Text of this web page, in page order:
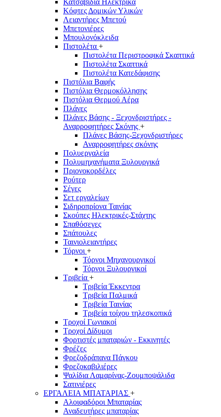
Κατσαβίδια Ηλεκτρικά
Κόφτες Δομικών Υλικών
Λειαντήρες Μπετού
Μπετονιέρες
Μπουλονόκλειδα
Πιστολέτα +
Πιστολέτα Περιστροφικά Σκαπτικά
Πιστολέτα Σκαπτικά
Πιστολέτα Κατεδάφισης
Πιστόλια Βαφής
Πιστόλια Θερμοκόλλησης
Πιστόλια Θερμού Αέρα
Πλάνες
Πλάνες Βάσης - Ξεχονδριστήρες -
Αναρροφητήρες Σκόνης +
Πλάνες Βάσης-Ξεχονδριστήρες
Αναρροφητήρες σκόνης
Πολυεργαλεία
Πολυμηχανήματα Ξυλουργικά
Πριονοκορδέλες
Ρούτερ
Σέγες
Σετ εργαλείων
Σιδηροπρίονα Ταινίας
Σκούπες Ηλεκτρικές-Στάχτης
Σπαθόσεγες
Σπάτουλες
Ταινιολειαντήρες
Τόρνοι +
Τόρνοι Μηχανουργικοί
Τόρνοι Ξυλουργικοί
Τριβεία +
Τριβεία Έκκεντρα
Τριβεία Παλμικά
Τριβεία Ταινίας
Τριβεία τοίχου τηλεσκοπικά
Τροχοί Γωνιακοί
Τροχοί Δίδυμοι
Φορτιστές μπαταριών - Εκκινητές
Φρέζες
Φρεζοδράπανα Πάγκου
Φρεζοκαβιλιέρες
Ψαλίδια Λαμαρίνας-Ζουμποψάλιδα
Σατινιέρες
ΕΡΓΑΛΕΙΑ ΜΠΑΤΑΡΙΑΣ +
Αλοιφαδόροι Μπαταρίας
Αναδευτήρες μπαταρίας